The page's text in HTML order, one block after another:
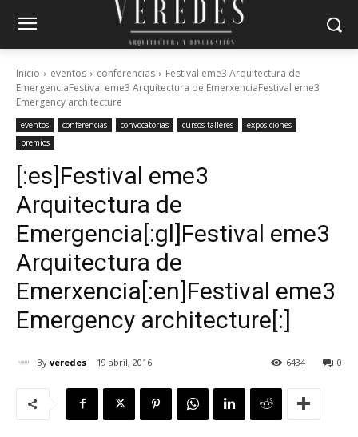
Inicio eventos conferencias
Festival eme3 Arquitectura de
EmergenciaFestival eme3 Arquitectura de EmerxenciaFestival eme3
Emergency architecture
eventos conferencias convocatorias cursos-talleres
exposiciones
premios
[:es]Festival eme3
Arquitectura de
Emergencia[:gl]Festival eme3
Arquitectura de
Emerxencia[:en]Festival eme3
Emergency architecture[:]
By veredes 19 abril, 2016 0
6434